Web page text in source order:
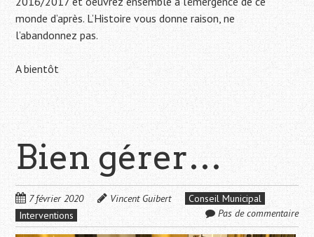
monde d’après. L’Histoire vous donne raison, ne
l’abandonnez pas.
A bientôt
Bien gérer…
7 février 2020 Vincent Guibert
Conseil Municipal
Interventions
Pas de commentaire